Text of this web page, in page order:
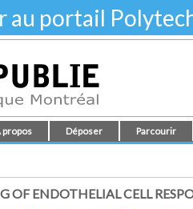
au portail
propos Déposer Parcourir
OF ENDOTHELIAL CELL